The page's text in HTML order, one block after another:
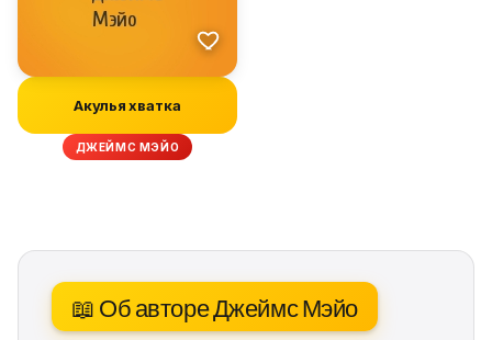
Акулья хватка
ДЖЕЙМС МЭЙО
📖 Об авторе Джеймс Мэйо